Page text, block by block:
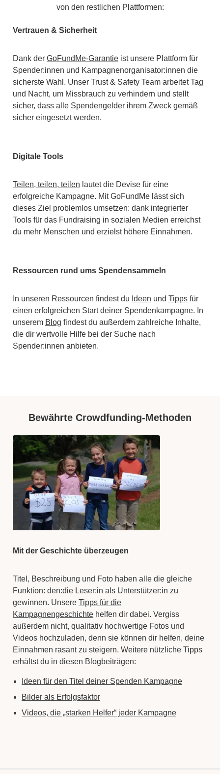
von den restlichen Plattformen:
Vertrauen & Sicherheit
Dank der GoFundMe-Garantie ist unsere Plattform für
Spender:innen und Kampagnenorganisator:innen die
sicherste Wahl. Unser Trust & Safety Team arbeitet Tag
und Nacht, um Missbrauch zu verhindern und stellt
sicher, dass alle Spendengelder ihrem Zweck gemäß
sicher eingesetzt werden.
Digitale Tools
Teilen, teilen, teilen lautet die Devise für eine
erfolgreiche Kampagne. Mit GoFundMe lässt sich
dieses Ziel problemlos umsetzen: dank integrierter
Tools für das Fundraising in sozialen Medien erreichst
du mehr Menschen und erzielst höhere Einnahmen.
Ressourcen rund ums Spendensammeln
In unseren Ressourcen findest du Ideen und Tipps für
einen erfolgreichen Start deiner Spendenkampagne. In
unserem Blog findest du außerdem zahlreiche Inhalte,
die dir wertvolle Hilfe bei der Suche nach
Spender:innen anbieten.
Bewährte Crowdfunding-Methoden
Mit der Geschichte überzeugen
Titel, Beschreibung und Foto haben alle die gleiche
Funktion: den:die Leser:in als Unterstützer:in zu
gewinnen. Unsere Tipps für die
Kampagnengeschichte helfen dir dabei. Vergiss
außerdem nicht, qualitativ hochwertige Fotos und
Videos hochzuladen, denn sie können dir helfen, deine
Einnahmen rasant zu steigern. Weitere nützliche Tipps
erhältst du in diesen Blogbeiträgen:
Ideen für den Titel deiner Spenden Kampagne
Bilder als Erfolgsfaktor
Videos, die „starken Helfer“ jeder Kampagne